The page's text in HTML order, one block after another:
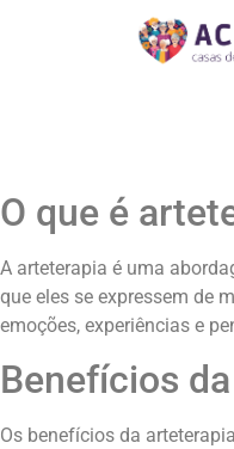
O que é
A arteterapia é uma
que eles se expressem de
emoções, experiências e
Benefícios
Os benefícios da